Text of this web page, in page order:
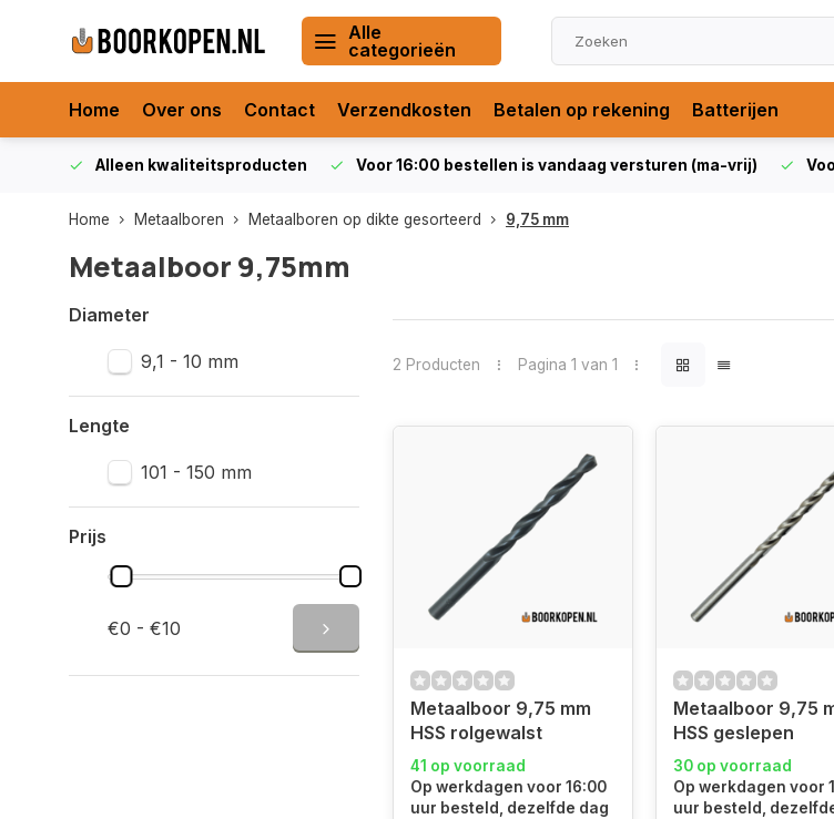
Alle
categorieën
Home Over ons Contact Verzendkosten Betalen op rekening Batterijen
Alleen kwaliteitsproducten Voor 16:00 bestellen is vandaag versturen (ma-vrij)
Home Metaalboren Metaalboren op dikte gesorteerd 9,75 mm
Metaalboor 9,75mm
Diameter
9,1 - 10 mm
Lengte
101 - 150 mm
Prijs
€0 - €10
2 Producten Pagina 1 van 1
Metaalboor 9,75 mm
HSS rolgewalst
41 op voorraad
Op werkdagen voor 16:00
uur besteld, dezelfde dag
Metaalboor 9,75
HSS geslepen
30 op voorraad
Op werkdagen voor
uur besteld,